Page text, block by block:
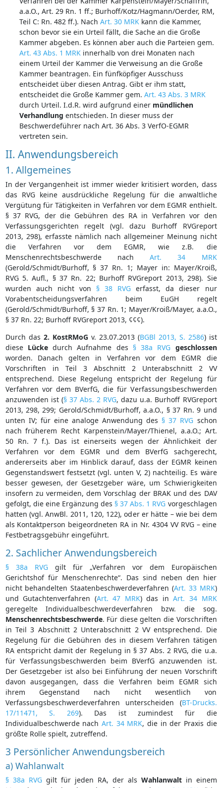
a.a.O., Art. 29 Rn. 1 ff.; Burhoff/Kotz/Hagmann/Oerder, RM,
Teil C: Rn. 482 ff.). Nach Art. 30 MRKkann die Kammer,
schon bevor sie ein Urteil fällt, die Sache an die Große
Kammer abgeben. Es können aber auch die Parteien gem.
Art. 43 Abs. 1 MRKinnerhalb von drei Monaten nach
einem Urteil der Kammer die Verweisung an die Große
Kammer beantragen. Ein fünfköpfiger Ausschuss
entscheidet über diesen Antrag. Gibt er ihm statt,
entscheidet die Große Kammer gem. Art. 43 Abs. 3 MRK
durch Urteil. I.d.R. wird aufgrund einer mündlichen
Verhandlung entschieden. In dieser muss der
Beschwerdeführer nach Art. 36 Abs. 3 VerfO-EGMR
vertreten sein.
II. Anwendungsbereich
1. Allgemeines
In der Vergangenheit ist immer wieder kritisiert worden, dass
das RVG keine ausdrückliche Regelung für die anwaltliche
Vergütung für Tätigkeiten in Verfahren vor dem EGMR enthielt.
§ 37 RVG, der die Gebühren des RA in Verfahren vor den
Verfassungsgerichten regelt (vgl. dazu Burhoff RVGreport
2013, 298), erfasste nämlich nach allgemeiner Meinung nicht
die Verfahren vor dem EGMR, wie z.B. die
Menschenrechtsbeschwerde nach Art. 34 MRK
(Gerold/Schmidt/Burhoff, § 37 Rn. 1; Mayer in: Mayer/Kroiß,
RVG 5. Aufl., § 37 Rn. 22; Burhoff RVGreport 2013, 298). Sie
wurden auch nicht von § 38 RVG erfasst, da dieser nur
Vorabentscheidungsverfahren beim EuGH regelt
(Gerold/Schmidt/Burhoff, § 37 Rn. 1; Mayer/Kroiß/Mayer, a.a.O.,
§ 37 Rn. 22; Burhoff RVGreport 2013, ¢¢¢).
Durch das 2. KostRMoG v. 23.07.2013 (BGBl 2013, S. 2586) ist
diese Lückedurch Aufnahme des § 38a RVG geschlossen
worden. Danach gelten in Verfahren vor dem EGMR die
Vorschriften in Teil 3 Abschnitt 2 Unterabschnitt 2 VV
entsprechend. Diese Regelung entspricht der Regelung für
Verfahren vor dem BVerfG, die für Verfassungsbeschwerden
anzuwenden ist (§ 37 Abs. 2 RVG, dazu u.a. Burhoff RVGreport
2013, 298, 299; Gerold/Schmidt/Burhoff, a.a.O., § 37 Rn. 9 und
unten IV; für eine analoge Anwendung des § 37 RVG schon
nach früherem Recht Karpenstein/Mayer/Thienel, a.a.O.; Art.
50 Rn. 7 f.). Das ist einerseits wegen der Ähnlichkeit der
Verfahren vor dem EGMR und dem BVerfG sachgerecht,
andererseits aber im Hinblick darauf, dass der EGMR keinen
Gegenstandswert festsetzt (vgl. unten V, 2) nachteilig. Es wäre
besser gewesen, der Gesetzgeber wäre, um Schwierigkeiten
insofern zu vermeiden, dem Vorschlag der BRAK und des DAV
gefolgt, die eine Ergänzung des § 37 Abs. 1 RVG vorgeschlagen
hatten (vgl. AnwBl. 2011, 120, 122), oder er hätte – wie bei dem
als Kontaktperson beigeordneten RA in Nr. 4304 VV RVG – eine
Festbetragsgebühr eingeführt.
2. Sachlicher Anwendungsbereich
§ 38a RVGgilt für „Verfahren vor dem Europäischen
Gerichtshof für Menschenrechte“. Das sind neben den hier
nicht behandelten Staatenbeschwerdeverfahren (Art. 33 MRK)
und Gutachtenverfahren (Art. 47 MRK) das inArt. 34 MRK
geregelte Individualbeschwerdeverfahren bzw. die sog.
Menschenrechtsbeschwerde. Für diese gelten die Vorschriften
in Teil 3 Abschnitt 2 Unterabschnitt 2 VV entsprechend. Die
Regelung für die Gebühren des in diesem Verfahren tätigen
RA entspricht damit der Regelung in § 37 Abs. 2 RVG, die u.a.
für Verfassungsbeschwerden beim BVerfG anzuwenden ist.
Der Gesetzgeber ist also bei Einführung der neuen Vorschrift
davon ausgegangen, dass die Verfahren beim EGMR sich
ihrem Gegenstand nach nicht wesentlich von
Verfassungsbeschwerdeverfahren unterscheiden (BT-Drucks.
17/11471, S. 269). Das ist zumindest für die
Individualbeschwerde nach Art. 34 MRK, die in der Praxis die
größte Rolle spielt, zutreffend.
3 Persönlicher Anwendungsbereich
a) Wahlanwalt
§ 38a RVGgilt für jeden RA, der als Wahlanwaltin einem